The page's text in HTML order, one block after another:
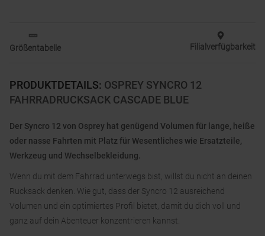
PRODUKTDETAILS: OSPREY SYNCRO 12
FAHRRADRUCKSACK CASCADE BLUE
Der Syncro 12 von Osprey hat genügend Volumen für lange, heiße
oder nasse Fahrten mit Platz für Wesentliches wie Ersatzteile,
Werkzeug und Wechselbekleidung.
Wenn du mit dem Fahrrad unterwegs bist, willst du nicht an deinen
Rucksack denken. Wie gut, dass der Syncro 12 ausreichend
Volumen und ein optimiertes Profil bietet, damit du dich voll und
ganz auf dein Abenteuer konzentrieren kannst.
Größentabelle Filialverfügbarkeit